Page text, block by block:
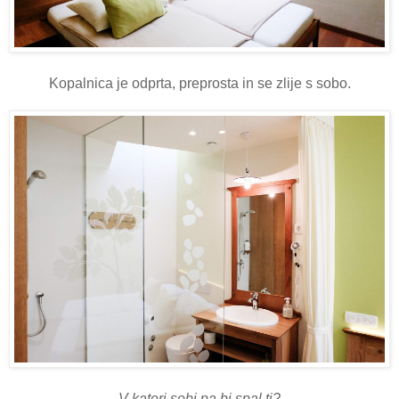
Kopalnica je odprta, preprosta in se zlije s sobo.